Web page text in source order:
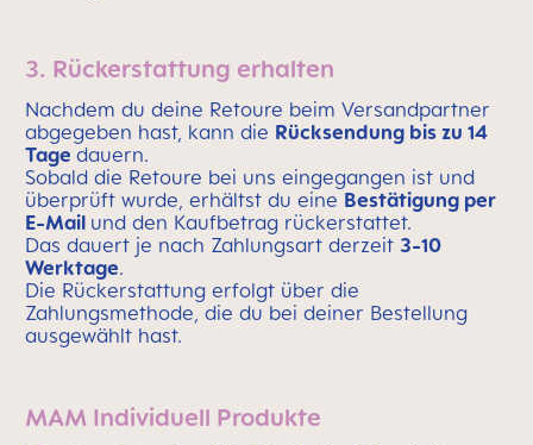
3. Rückerstattung erhalten
Nachdem du deine Retoure beim Versandpartner
abgegeben hast, kann die Rücksendung bis zu 14
Tage dauern.
Sobald die Retoure bei uns eingegangen ist und
überprüft wurde, erhältst du eine Bestätigung per
E-Mail und den Kaufbetrag rückerstattet.
Das dauert je nach Zahlungsart derzeit 3-10
Werktage.
Die Rückerstattung erfolgt über die
Zahlungsmethode, die du bei deiner Bestellung
ausgewählt hast.
MAM Individuell Produkte